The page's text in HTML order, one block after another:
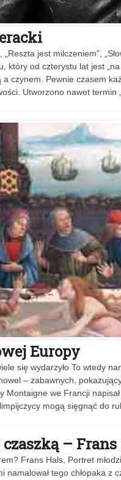
„Reszta jest milczeniem”,
który od czterystu lat jest
a czynem. Pewnie czasem
Utworzono nawet termin
Europy
się wydarzyło To wtedy
– zabawnych,
Montaigne we Francji
mogą sięgnąć do
–
Frans Hals, Portret
tego chłopaka